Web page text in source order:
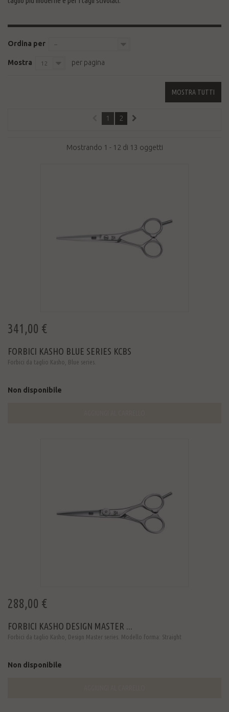
Ordina per --
Mostra 12 per pagina
MOSTRA TUTTI
1 2
Mostrando 1 - 12 di 13 oggetti
341,00 €
FORBICI KASHO BLUE SERIES KCBS
Forbici da taglio Kasho, Blue series.
Non disponibile
288,00 €
FORBICI KASHO DESIGN MASTER ...
Forbici da taglio Kasho, Design Master series. Modello forma: Straight
Non disponibile